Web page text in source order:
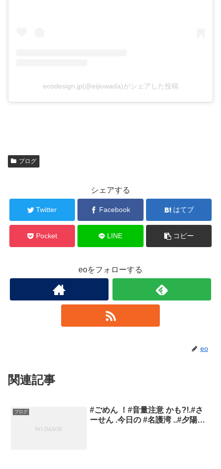
eosdesign.jp(@eijiowada)がシェアした投稿
ブログ
シェアする
Twitter Facebook はてブ
Pocket LINE コピー
eoをフォローする
eo
関連記事
ブログ
#ごめん ！#音量注意 かも?!.#さ
ーせん .今日の #名護湾 ..#夕陽…